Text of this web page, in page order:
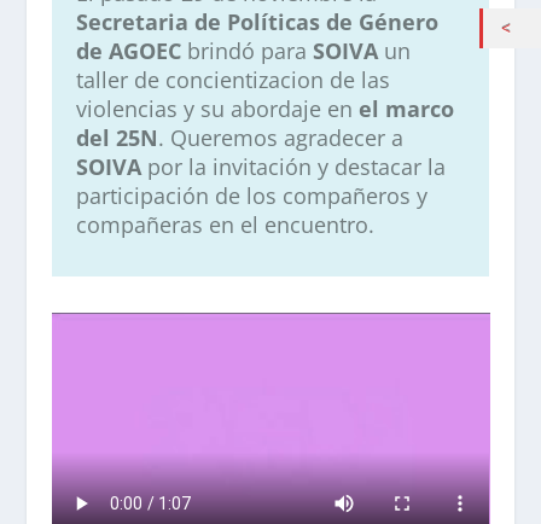
Secretaria de Políticas de Género
de AGOECbrindó para SOIVAun
taller de concientizacion de las
violencias y su abordaje en el marco
del 25N. Queremos agradecer a
SOIVApor la invitación y destacar la
participación de los compañeros y
compañeras en el encuentro.